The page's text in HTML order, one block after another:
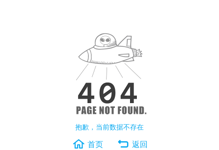
抱歉，当前数据不存在
首页 返回